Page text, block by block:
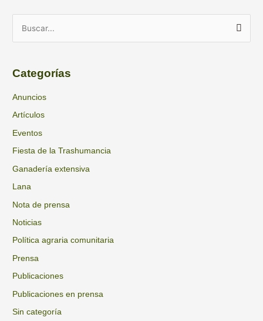
c
a
r
:
Categorías
Anuncios
Artículos
Eventos
Fiesta de la Trashumancia
Ganadería extensiva
Lana
Nota de prensa
Noticias
Política agraria comunitaria
Prensa
Publicaciones
Publicaciones en prensa
Sin categoría
h
v
o
s